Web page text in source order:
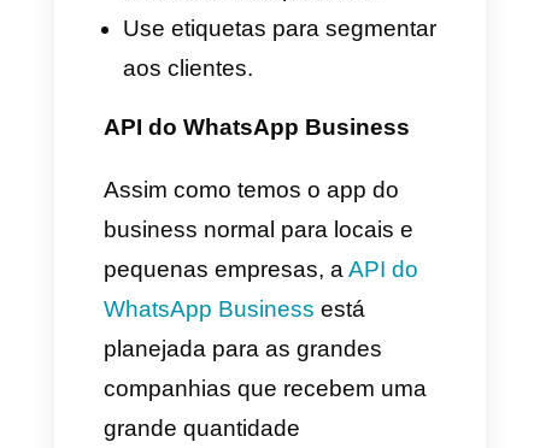
É importante entender que por
com um CRM, você deve
integrar um CRM especial para
esse canal de mensagens com
uma ferramenta externa. Aqui
vamos contar a você como
fazê-lo com a Callbell.